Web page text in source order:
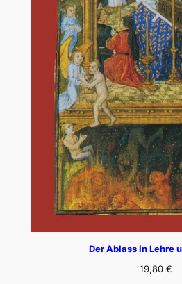
Der Ablass in Lehre
19,80 €